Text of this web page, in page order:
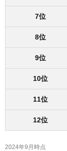
7位
8位
9位
10位
11位
12位
2024年9月時点